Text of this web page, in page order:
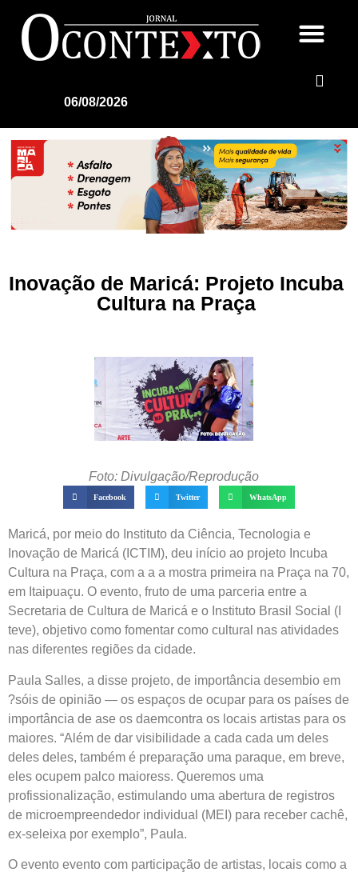
06/08/2026
Inovação de Maricá: Projeto Incuba
Cultura na Praça
Foto: Divulgação/Reprodução
Facebook Twitter WhatsApp
Maricá, por meio do Instituto da Ciência, Tecnologia e
Inovação de Maricá (ICTIM), deu início ao projeto Incuba
Cultura na Praça, com a a a mostra primeira na Praça na 70,
em Itaipuaçu. O evento, fruto de uma parceria entre a
Secretaria de Cultura de Maricá e o Instituto Brasil Social (I
teve), objetivo como fomentar como cultural nas atividades
nas diferentes regiões da cidade.
Paula Salles, a disse projeto, de importância desembio em
?sóis de opinião — os espaços de ocupar para os países de
importância de ase os daemcontra os locais artistas para os
maiores. “Além de dar visibilidade a cada cada um deles
deles deles, também é preparação uma paraque, em breve,
eles ocupem palco maioress. Queremos uma
profissionalização, estimulando uma abertura de registros
de microempreendedor individual (MEI) para receber cachê,
ex-seleixa por exemplo”, Paula.
O evento evento com participação de artistas, locais como a